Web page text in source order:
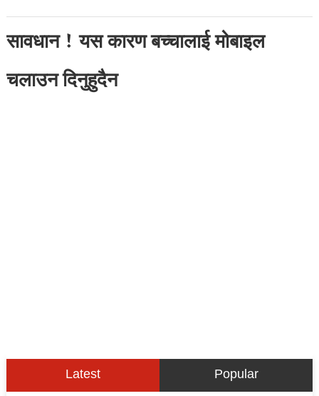
सावधान ! यस कारण बच्चालाई मोबाइल
चलाउन दिनुहुदैन
Latest Popular